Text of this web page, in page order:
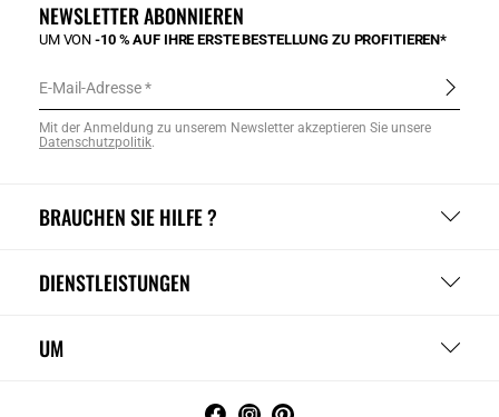
BRAUCHEN SIE HILFE ?
DIENSTLEISTUNGEN
UM
NEWSLETTER ABONNIEREN
UM VON-10 % AUF IHRE ERSTE BESTELLUNG ZU PROFITIEREN*
E-Mail-Adresse
Mit der Anmeldung zu unserem Newsletter akzeptieren Sie unsere
Datenschutzpolitik.